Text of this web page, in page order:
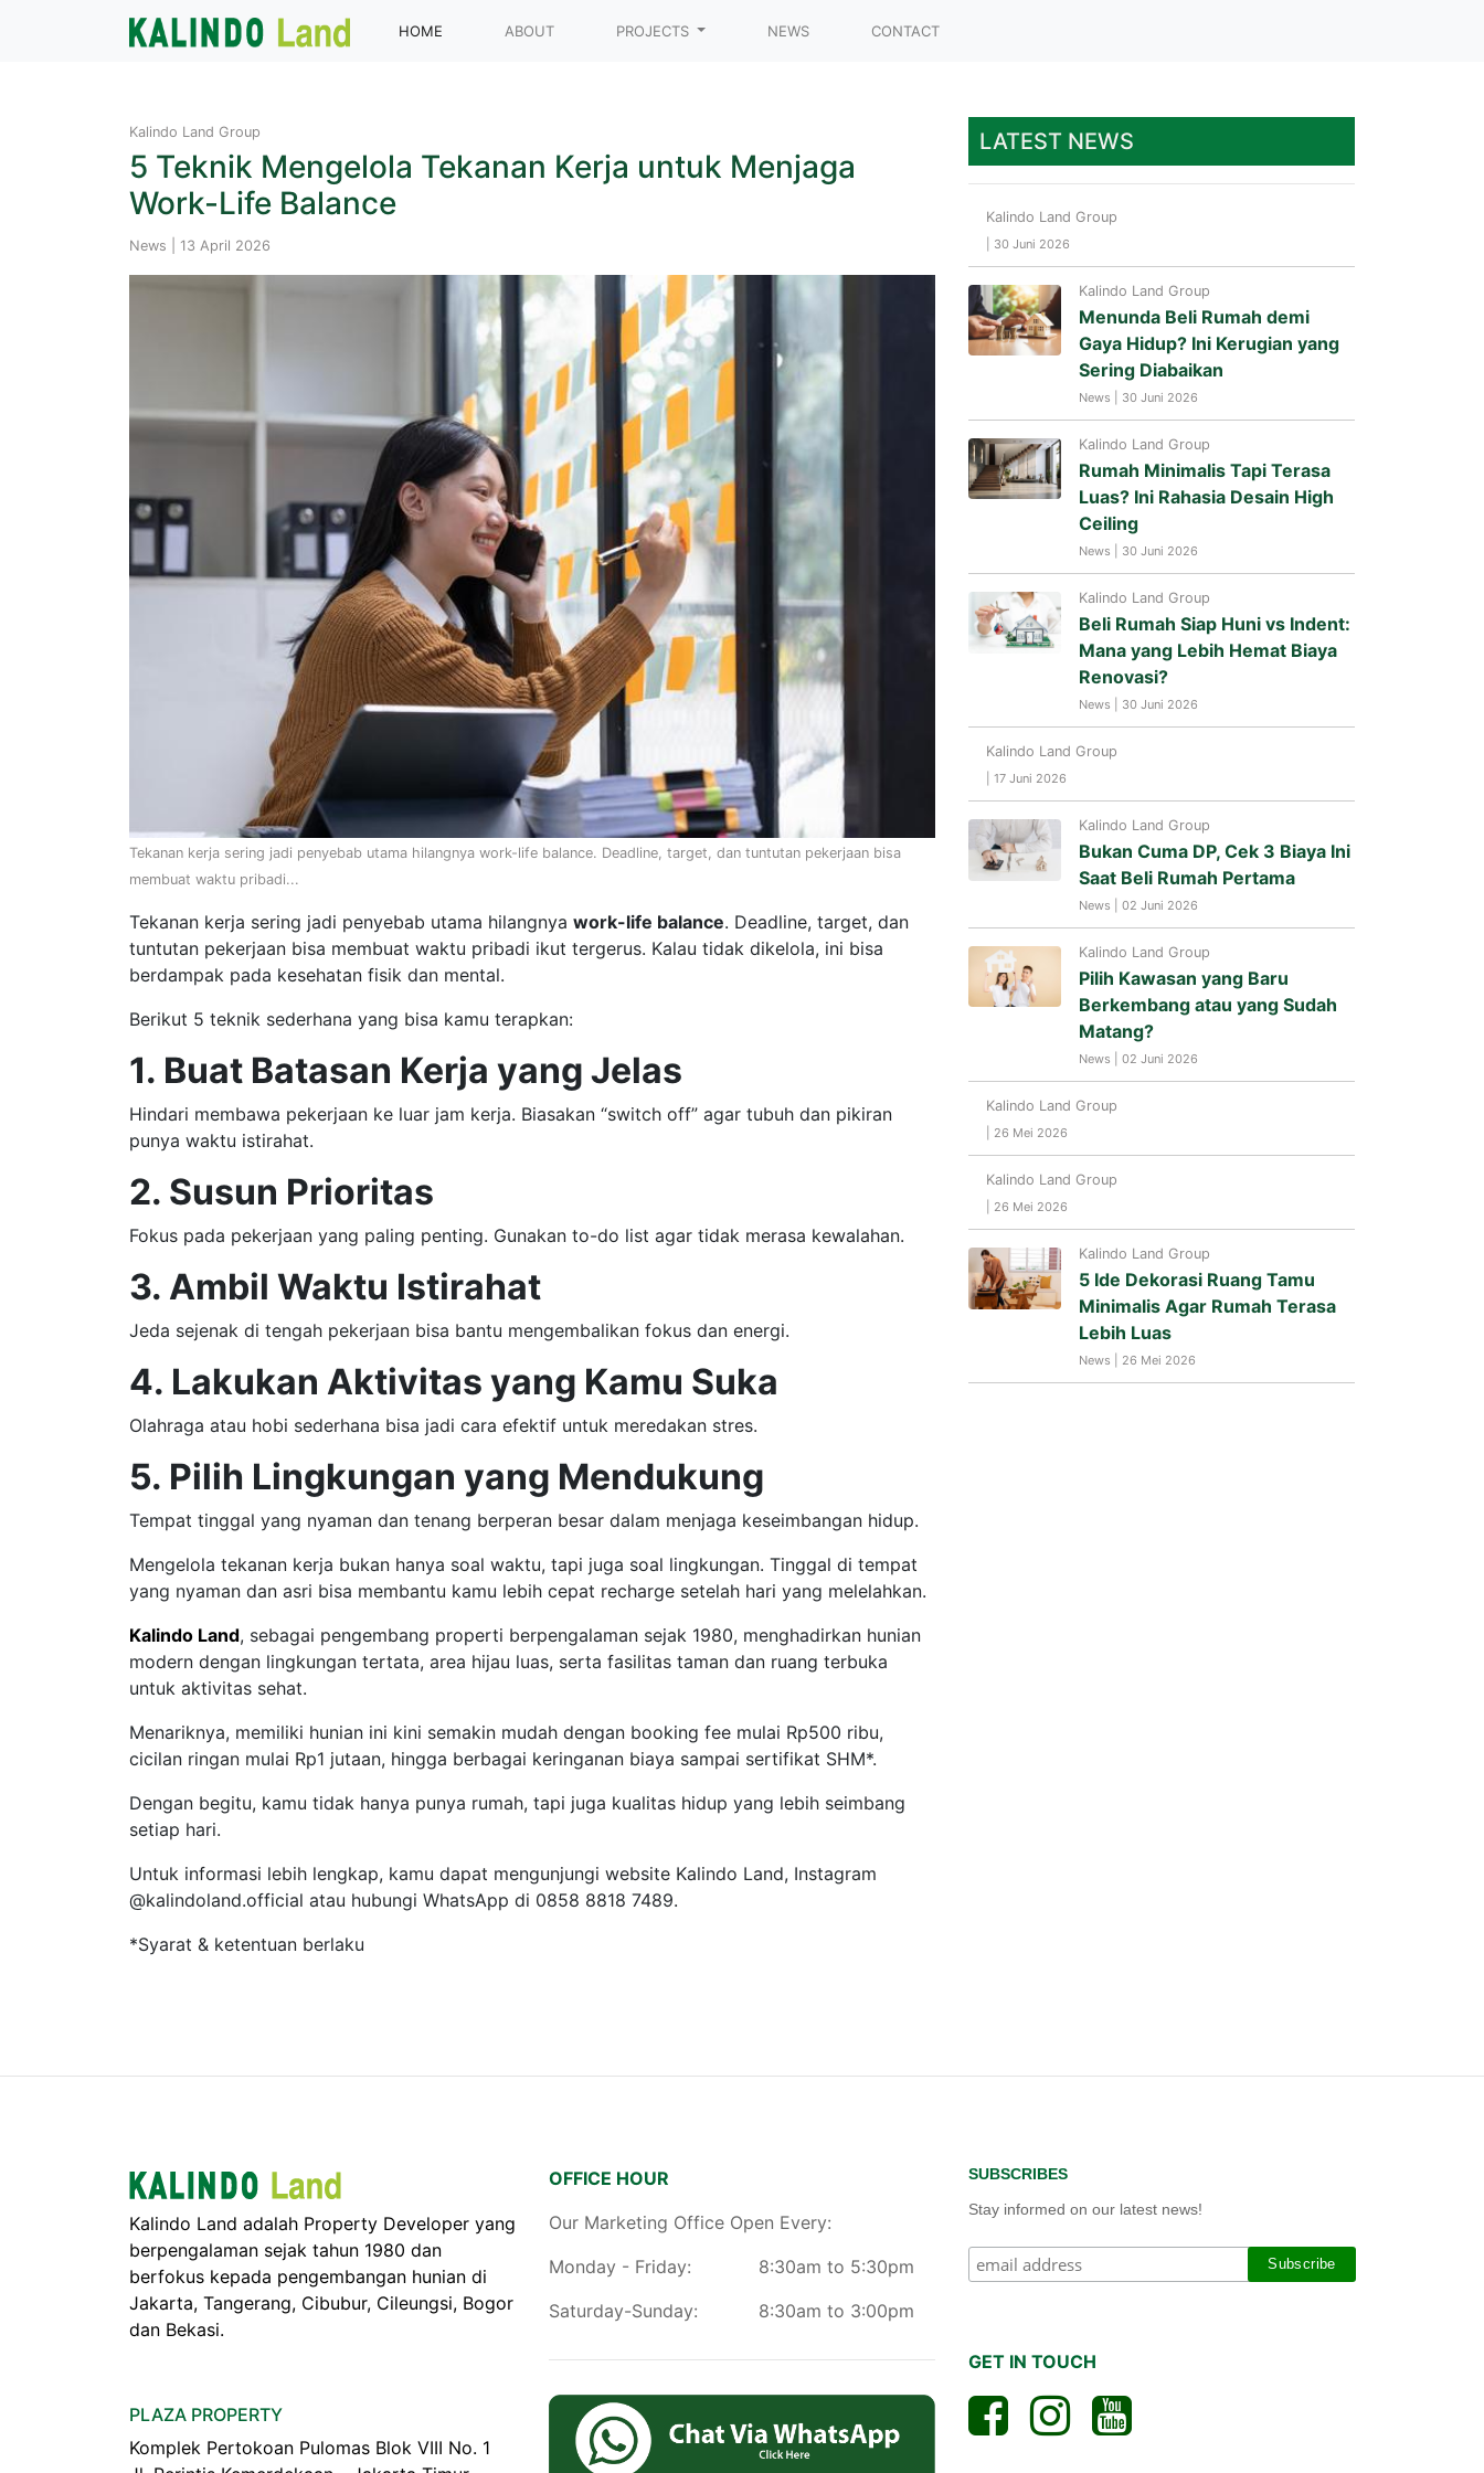
HOME ABOUT PROJECTS NEWS CONTACT
Kalindo Land Group
5 Teknik Mengelola Tekanan Kerja untuk Menjaga
Work-Life Balance
News | 13 April 2026
Tekanan kerja sering jadi penyebab utama hilangnya work-life balance. Deadline, target, dan tuntutan pekerjaan bisa
membuat waktu pribadi...
Tekanan kerja sering jadi penyebab utama hilangnya work-life balance. Deadline, target, dan
tuntutan pekerjaan bisa membuat waktu pribadi ikut tergerus. Kalau tidak dikelola, ini bisa
berdampak pada kesehatan fisik dan mental.
Berikut 5 teknik sederhana yang bisa kamu terapkan:
1. Buat Batasan Kerja yang Jelas
Hindari membawa pekerjaan ke luar jam kerja. Biasakan “switch off” agar tubuh dan pikiran
punya waktu istirahat.
2. Susun Prioritas
Fokus pada pekerjaan yang paling penting. Gunakan to-do list agar tidak merasa kewalahan.
3. Ambil Waktu Istirahat
Jeda sejenak di tengah pekerjaan bisa bantu mengembalikan fokus dan energi.
4. Lakukan Aktivitas yang Kamu Suka
Olahraga atau hobi sederhana bisa jadi cara efektif untuk meredakan stres.
5. Pilih Lingkungan yang Mendukung
Tempat tinggal yang nyaman dan tenang berperan besar dalam menjaga keseimbangan hidup.
Mengelola tekanan kerja bukan hanya soal waktu, tapi juga soal lingkungan. Tinggal di tempat
yang nyaman dan asri bisa membantu kamu lebih cepat recharge setelah hari yang melelahkan.
Kalindo Land, sebagai pengembang properti berpengalaman sejak 1980, menghadirkan hunian
modern dengan lingkungan tertata, area hijau luas, serta fasilitas taman dan ruang terbuka
untuk aktivitas sehat.
Menariknya, memiliki hunian ini kini semakin mudah dengan booking fee mulai Rp500 ribu,
cicilan ringan mulai Rp1 jutaan, hingga berbagai keringanan biaya sampai sertifikat SHM*.
Dengan begitu, kamu tidak hanya punya rumah, tapi juga kualitas hidup yang lebih seimbang
setiap hari.
Untuk informasi lebih lengkap, kamu dapat mengunjungi website Kalindo Land, Instagram
@kalindoland.official atau hubungi WhatsApp di 0858 8818 7489.
*Syarat & ketentuan berlaku
LATEST NEWS
Kalindo Land Group
| 30 Juni 2026
Kalindo Land Group
Menunda Beli Rumah demi
Gaya Hidup? Ini Kerugian yang
Sering Diabaikan
News | 30 Juni 2026
Kalindo Land Group
Rumah Minimalis Tapi Terasa
Luas? Ini Rahasia Desain High
Ceiling
News | 30 Juni 2026
Kalindo Land Group
Beli Rumah Siap Huni vs Indent:
Mana yang Lebih Hemat Biaya
Renovasi?
News | 30 Juni 2026
Kalindo Land Group
| 17 Juni 2026
Kalindo Land Group
Bukan Cuma DP, Cek 3 Biaya Ini
Saat Beli Rumah Pertama
News | 02 Juni 2026
Kalindo Land Group
Pilih Kawasan yang Baru
Berkembang atau yang Sudah
Matang?
News | 02 Juni 2026
Kalindo Land Group
| 26 Mei 2026
Kalindo Land Group
| 26 Mei 2026
Kalindo Land Group
5 Ide Dekorasi Ruang Tamu
Minimalis Agar Rumah Terasa
Lebih Luas
News | 26 Mei 2026
Kalindo Land adalah Property Developer yang
berpengalaman sejak tahun 1980 dan
berfokus kepada pengembangan hunian di
Jakarta, Tangerang, Cibubur, Cileungsi, Bogor
dan Bekasi.
PLAZA PROPERTY
Komplek Pertokoan Pulomas Blok VIII No. 1
OFFICE HOUR
Our Marketing Office Open Every:
Monday - Friday:
8:30am to 5:30pm
Saturday-Sunday:
8:30am to 3:00pm
SUBSCRIBES
Stay informed on our latest news!
GET IN TOUCH